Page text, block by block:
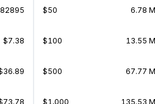
$7.38
$50 6.78
$100 13.55
$500 67.77
$1,000 135.53